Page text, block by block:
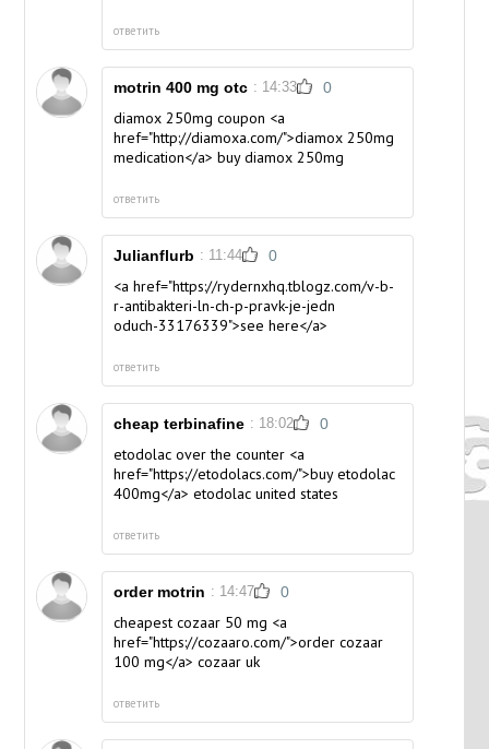
ответить
motrin 400 mg otc : 14:33 0
diamox 250mg coupon <a
href="http://diamoxa.com/">diamox 250mg
medication</a> buy diamox 250mg
ответить
Julianflurb : 11:44 0
<a href="https://rydernxhq.tblogz.com/v-b-
r-antibakteri-ln-ch-p-pravk-je-jedn
oduch-33176339">see here</a>
ответить
cheap terbinafine : 18:02 0
etodolac over the counter <a
href="https://etodolacs.com/">buy etodolac
400mg</a> etodolac united states
ответить
order motrin : 14:47 0
cheapest cozaar 50 mg <a
href="https://cozaaro.com/">order cozaar
100 mg</a> cozaar uk
ответить